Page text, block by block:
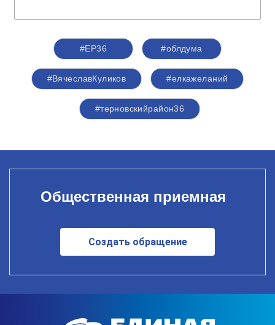
#ЕР36 #облдума
#ВячеславКуликов #елкажеланий
#терновскийрайон36
Общественная приемная
Создать обращение